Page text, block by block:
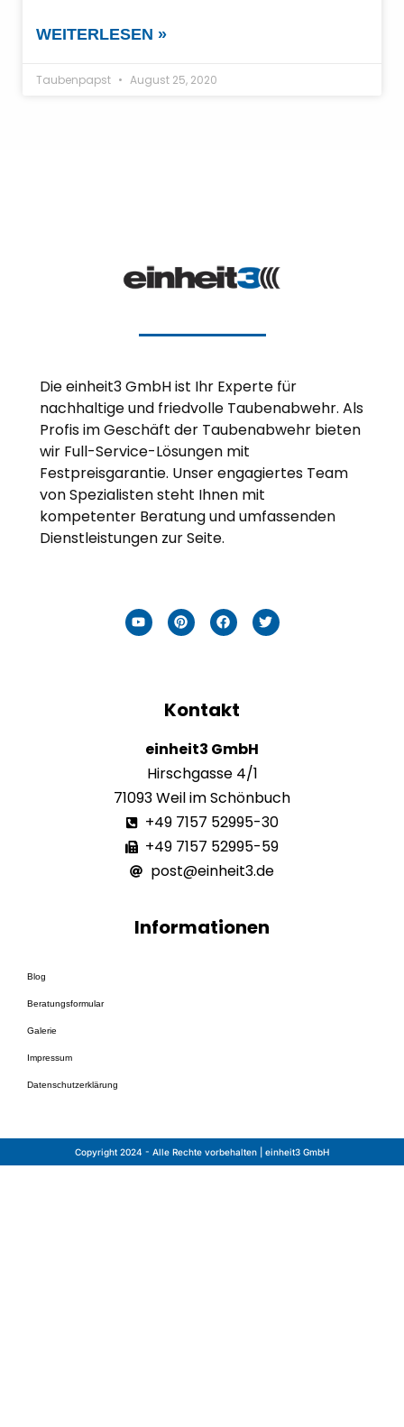
WEITERLESEN »
Taubenpapst August 25, 2020
Die einheit3 GmbH ist Ihr Experte für
nachhaltige und friedvolle Taubenabwehr. Als
Profis im Geschäft der Taubenabwehr bieten
wir Full-Service-Lösungen mit
Festpreisgarantie. Unser engagiertes Team
von Spezialisten steht Ihnen mit
kompetenter Beratung und umfassenden
Dienstleistungen zur Seite.
Kontakt
einheit3 GmbH
Hirschgasse 4/1
71093 Weil im Schönbuch
+49 7157 52995-30
+49 7157 52995-59
post@einheit3.de
Informationen
Blog
Beratungsformular
Galerie
Impressum
Datenschutzerklärung
Copyright 2024 - Alle Rechte vorbehalten | einheit3 GmbH
src="https://embed.converttab.io/tab/